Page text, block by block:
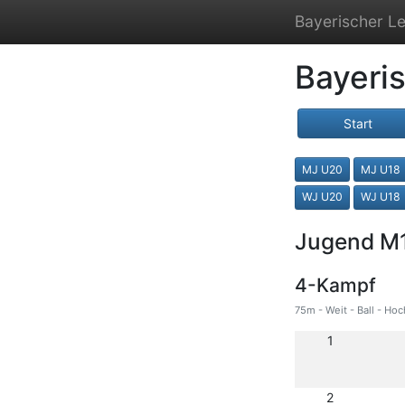
Bayerischer
Start
MJ U20 MJ U18
WJ U20 WJ U18
Jugend
4-Kampf
75m - Weit - Ball -
1
2